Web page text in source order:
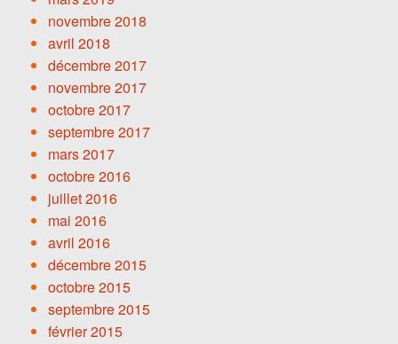
novembre 2018
avril 2018
décembre 2017
novembre 2017
octobre 2017
septembre 2017
mars 2017
octobre 2016
juillet 2016
mai 2016
avril 2016
décembre 2015
octobre 2015
septembre 2015
février 2015